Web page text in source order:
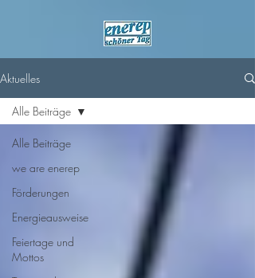
Aktuelles
Alle Beiträge
we are enerep
Förderungen
Energieausweise
Feiertage und
Mottos
Alle Beiträge